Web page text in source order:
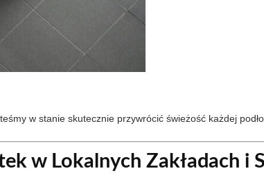
w stanie skutecznie przywrócić świeżość każdej
w Lokalnych Zakładach